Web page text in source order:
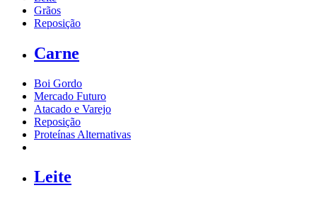
Grãos
Reposição
Carne
Boi Gordo
Mercado Futuro
Atacado e Varejo
Reposição
Proteínas Alternativas
Leite